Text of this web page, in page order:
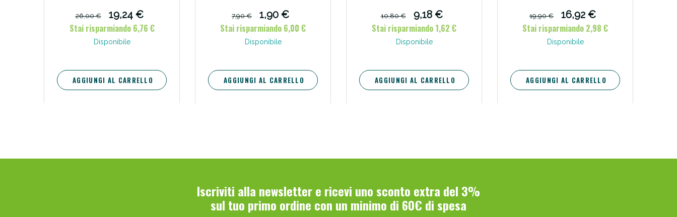
26,00 €
19,24 €
Stai risparmiando 6,76 €
Disponibile
AGGIUNGI AL CARRELLO
7,90 €
1,90 €
Stai risparmiando 6,00 €
Disponibile
AGGIUNGI AL CARRELLO
10,80 €
9,18 €
Stai risparmiando 1,62 €
Disponibile
AGGIUNGI AL CARRELLO
19,90 €
16,92 €
Stai risparmiando 2,98 €
Disponibile
AGGIUNGI AL CARRELLO
Iscriviti alla newsletter e ricevi uno sconto extra del 3%
sul tuo primo ordine con un minimo di 60€ di spesa